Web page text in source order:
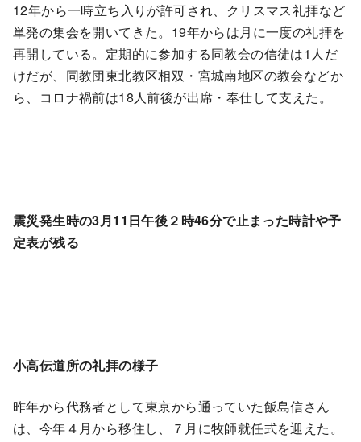
12年から一時立ち入りが許可され、クリスマス礼拝など
単発の集会を開いてきた。19年からは月に一度の礼拝を
再開している。定期的に参加する同教会の信徒は1人だ
けだが、同教団東北教区相双・宮城南地区の教会などか
ら、コロナ禍前は18人前後が出席・奉仕して支えた。
震災発生時の3月11日午後２時46分で止まった時計や予
定表が残る
小高伝道所の礼拝の様子
昨年から代務者として東京から通っていた飯島信さん
は、今年４月から移住し、７月に牧師就任式を迎えた。